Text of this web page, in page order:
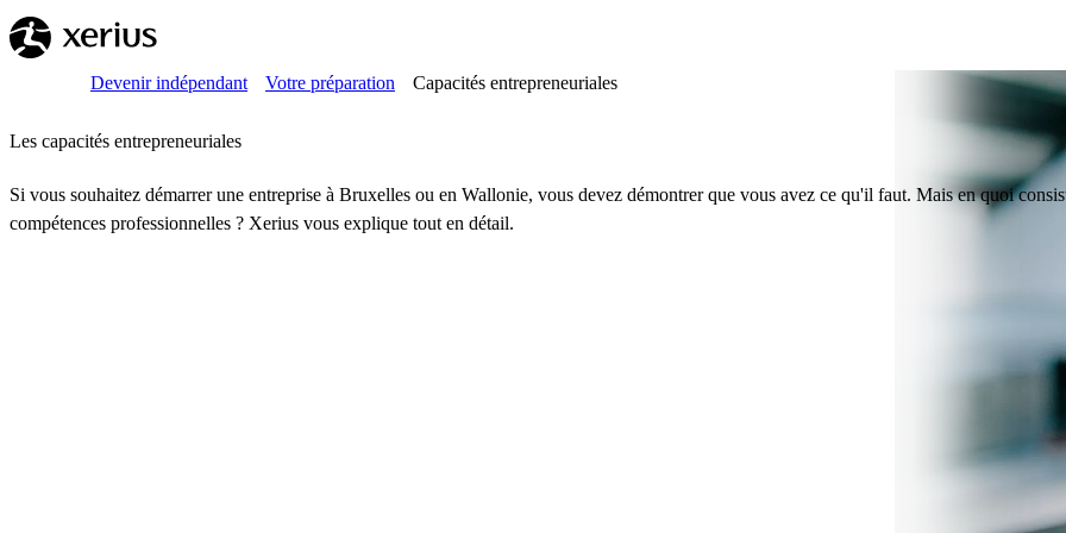
Sauter au contenu principal
Breadcrumb
AccueilDevenir indépendant Votre préparation Capacités entrepreneuriales
Les capacités entrepreneuriales
Si vous souhaitez démarrer une entreprise à Bruxelles ou en Wallonie, vous devez démontrer que vous avez ce qu'il faut. Mais en quoi
compétences professionnelles ? Xerius vous explique tout en détail.